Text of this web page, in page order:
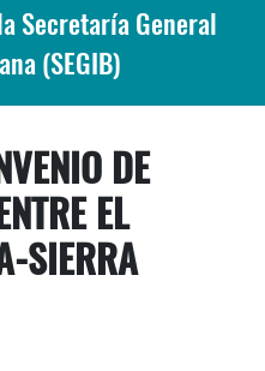
Secretaría General
(SEGIB)
DE
EL
SIERRA